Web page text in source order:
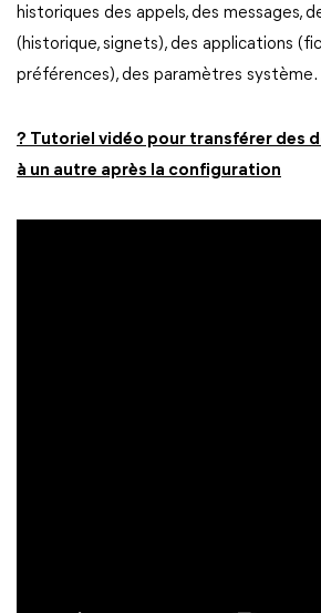
historiques des appels, des messages,
(historique, signets), des applications
préférences), des paramètres système.
? Tutoriel vidéo pour transférer des
à un autre après la configuration